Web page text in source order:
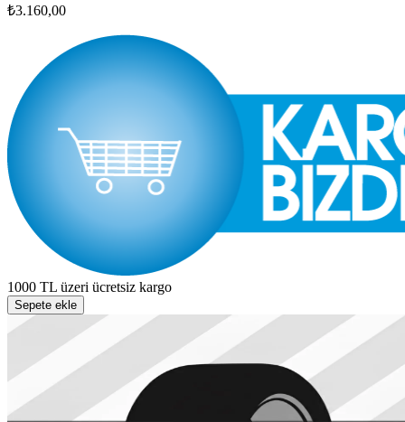
₺3.160,00
1000 TL üzeri ücretsiz kargo
Sepete ekle